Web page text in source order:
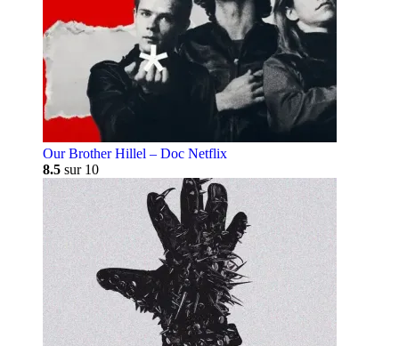
Our Brother Hillel – Doc Netflix
8.5 sur 10